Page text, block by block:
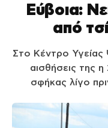
Εύβοια:
από
Στο Κέντρο Υγείας
αισθήσεις της
σφήκας λίγο